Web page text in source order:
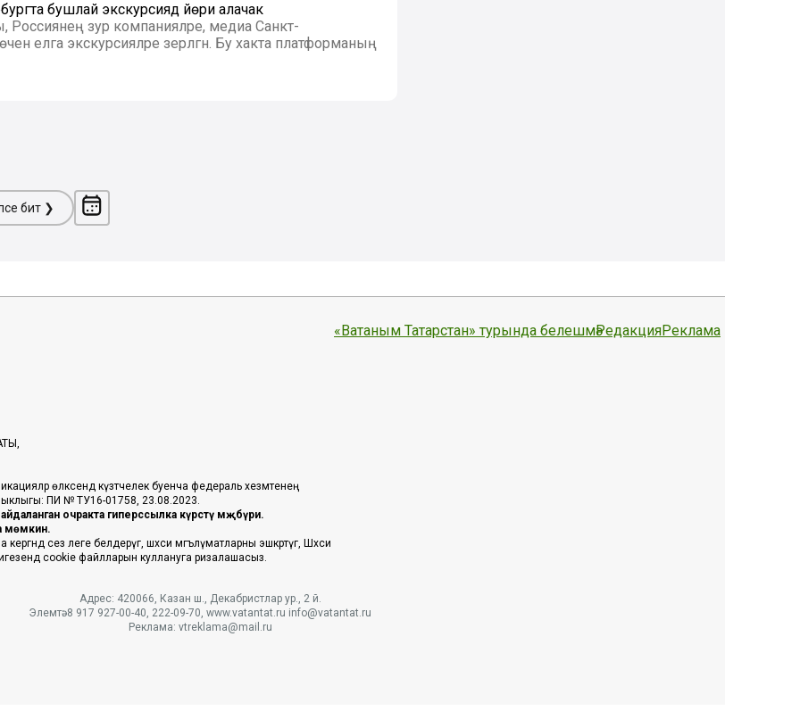
бушлай экскурсиядә йөри алачак
зур компанияләре, медиа Санкт-
елга экскурсияләре әзерләгән. Бу хакта платформаның
бит ❯
өлкәсендә күзәтчелек буенча федераль хезмәтенең
ПИ № ТУ16-01758, 23.08.2023.
очракта гиперссылка күрсәтү мәҗбүри.
мөмкин.
сез әлеге белдерүгә, шәхси мәгълүматларны эшкәртүгә, Шәхси
cookie файлларын куллануга ризалашасыз.
«Ватаным Татарстан» турында белешмәРедакцияРеклама
Адрес: 420066, Казан ш., Декабристлар ур., 2 й.
Элемтә: 8 917 927-00-40, 222-09-70, www.vatantat.ru info@vatantat.ru
Реклама: vtreklama@mail.ru